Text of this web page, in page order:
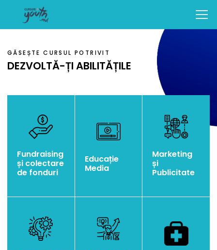
GĂSEȘTE CURSUL POTRIVIT
DEZVOLTĂ-ȚI ABILITĂȚILE
Fundraising
și colectare
de fonduri
Educație
Media
Marketing
și
Publicitate